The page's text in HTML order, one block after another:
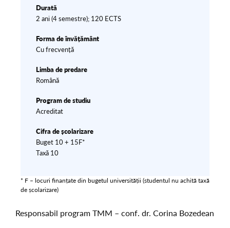
Durată
2 ani (4 semestre); 120 ECTS
Forma de învățământ
Cu frecvență
Limba de predare
Română
Program de studiu
Acreditat
Cifra de școlarizare
Buget 10 + 15F*
Taxă 10
* F – locuri finanțate din bugetul universității (studentul nu achită taxă
de școlarizare)
Responsabil program TMM – conf. dr. Corina Bozedean